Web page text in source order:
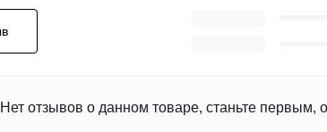
Нет отзывов о данном товаре, станьте первым,